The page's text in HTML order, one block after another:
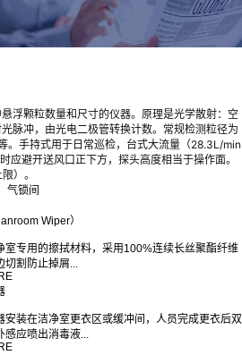
浮颗粒数量和尺寸的仪器。原理是光学散射：空
脉冲，由光电二极管转换计数。常规检测粒径为
。手持式用于日常巡检，台式大流量（28.3L/min
应避开送风口正下方，探头高度相当于操作面。
）。
气锁间
Wiper）
室专用的擦拭材料，采用100%连续长丝聚酯纤维
切割防止掉屑...
安装在洁净室更衣区或缓冲间，人员完成更衣后双
感应喷出消毒液...